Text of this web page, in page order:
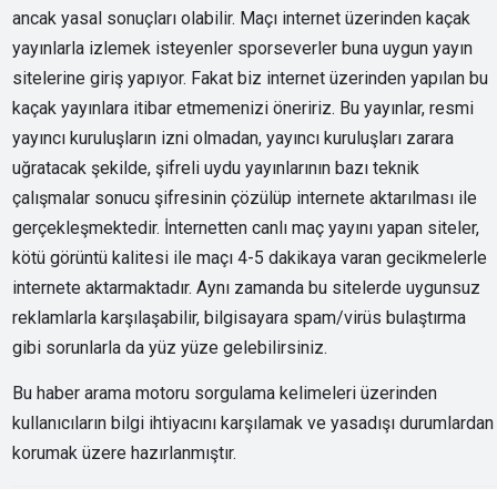
ancak yasal sonuçları olabilir. Maçı internet üzerinden kaçak
yayınlarla izlemek isteyenler sporseverler buna uygun yayın
sitelerine giriş yapıyor. Fakat biz internet üzerinden yapılan bu
kaçak yayınlara itibar etmemenizi öneririz. Bu yayınlar, resmi
yayıncı kuruluşların izni olmadan, yayıncı kuruluşları zarara
uğratacak şekilde, şifreli uydu yayınlarının bazı teknik
çalışmalar sonucu şifresinin çözülüp internete aktarılması ile
gerçekleşmektedir. İnternetten canlı maç yayını yapan siteler,
kötü görüntü kalitesi ile maçı 4-5 dakikaya varan gecikmelerle
internete aktarmaktadır. Aynı zamanda bu sitelerde uygunsuz
reklamlarla karşılaşabilir, bilgisayara spam/virüs bulaştırma
gibi sorunlarla da yüz yüze gelebilirsiniz.
Bu haber arama motoru sorgulama kelimeleri üzerinden
kullanıcıların bilgi ihtiyacını karşılamak ve yasadışı durumlardan
korumak üzere hazırlanmıştır.